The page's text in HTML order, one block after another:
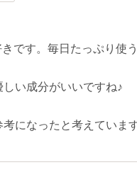
です。毎日たっぷり使
い成分がいいですね♪
になったと考えていま